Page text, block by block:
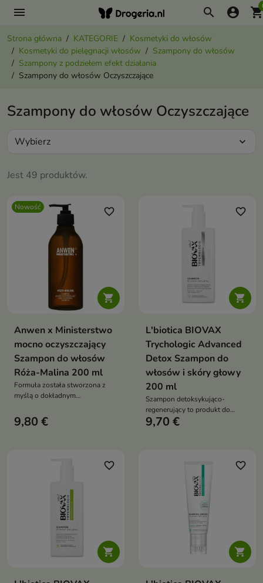
menu search account_circle
Strona główna KATEGORIE
Kosmetyki do włosów
Kosmetyki do pielęgnacji włosów
Szampony do włosów
Szampony z podziełem efekt działania
Szampony do włosów Oczyszczające
Szampony do włosów Oczyszczające
Jest 49 produktów.
Wybierz expand_more
Nowość

favorite_border
Anwen x Ministerstwo
mocno oczyszczający
Szampon do włosów
Róża-Malina 200 ml
Formuła została stworzona z
myślą o dokładnym
przygotować włosy do dalszej
pielęgnacji.
9,80 €

favorite_border
L'biotica BIOVAX
Trychologic Advanced
Detox Szampon do
włosów i skóry głowy
200 ml
Szampon detoksykująco-
regenerujący to produkt do
włosów obciążonych,
odświeżenia i regeneracji
9,70 €

favorite_border

favorite_border